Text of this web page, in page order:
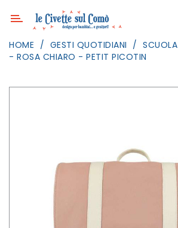
Categoria
ARREDAMENTO
HOME GESTI QUOTIDIANI SCUOLA
- ROSA CHIARO - PETIT PICOTIN